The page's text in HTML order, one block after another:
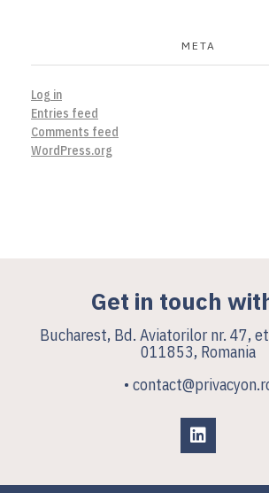
META
Log in
Entries feed
Comments feed
WordPress.org
Get in touch
Bucharest, Bd. Aviatorilor nr. 47,
011853, Romania
•